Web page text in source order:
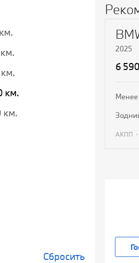
км.
км.
Сбросить
2025
6
Менее
АКПП